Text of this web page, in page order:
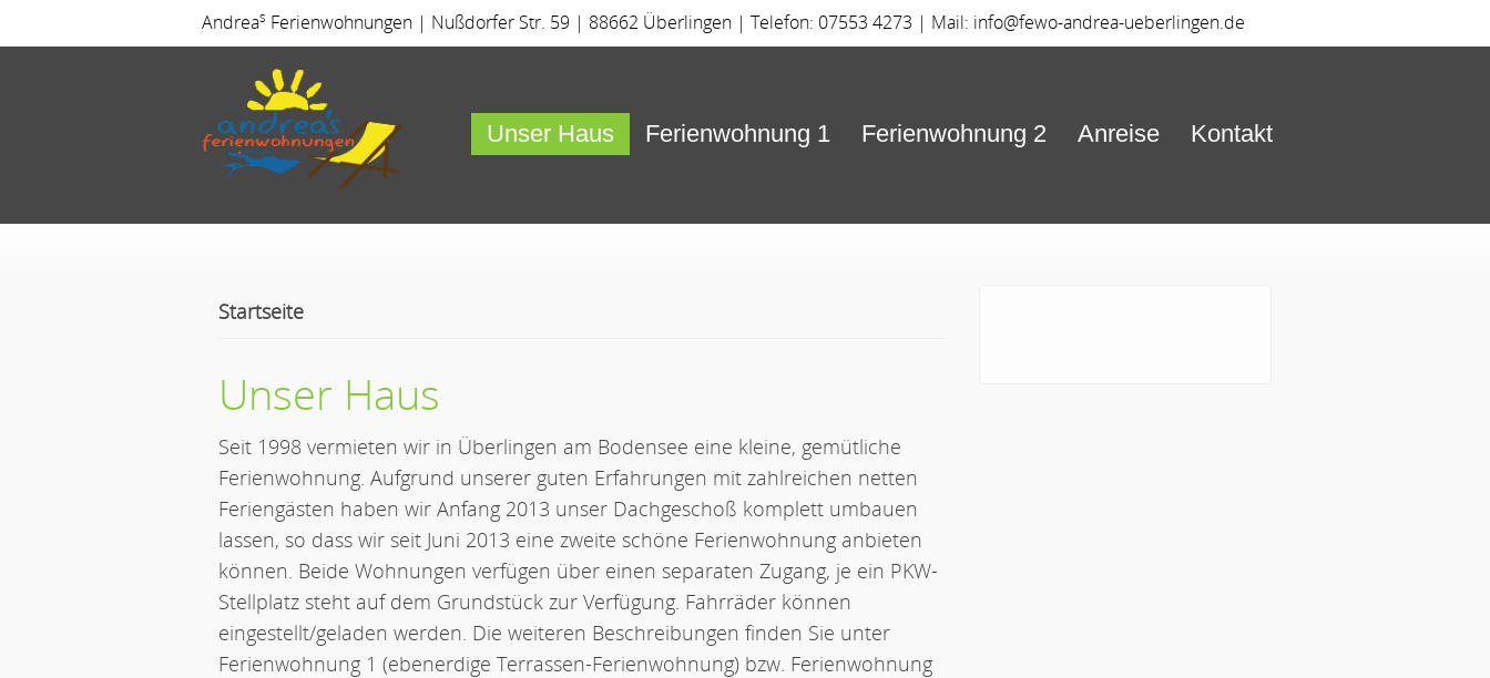
Andreas Ferienwohnungen | Nußdorfer Str. 59 | 88662 Überlingen | Telefon: 07553 4273 | Mail: info@fewo-andrea-ueberlingen.de
Unser Haus Ferienwohnung 1 Ferienwohnung 2 Anreise Kontakt
Startseite
Unser Haus
Seit 1998 vermieten wir in Überlingen am Bodensee eine kleine, gemütliche
Ferienwohnung. Aufgrund unserer guten Erfahrungen mit zahlreichen netten
Feriengästen haben wir Anfang 2013 unser Dachgeschoß komplett umbauen
lassen, so dass wir seit Juni 2013 eine zweite schöne Ferienwohnung anbieten
können. Beide Wohnungen verfügen über einen separaten Zugang, je ein PKW-
Stellplatz steht auf dem Grundstück zur Verfügung. Fahrräder können
eingestellt/geladen werden. Die weiteren Beschreibungen finden Sie unter
Ferienwohnung 1 (ebenerdige Terrassen-Ferienwohnung) bzw. Ferienwohnung